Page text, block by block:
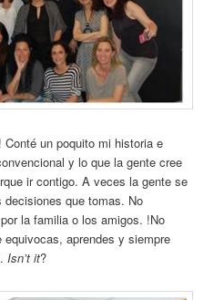
un poquito mi historia e
y lo que la gente cree
ir contigo. A veces la gente se
decisiones que tomas. No
la familia o los amigos. !No
aprendes y siempre
Isn’t it?